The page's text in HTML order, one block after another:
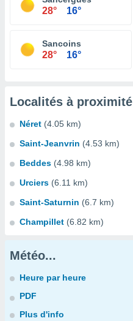
28° 16°
Sancoins
28° 16°
Localités à proximité
Néret (4.05 km)
Saint-Jeanvrin (4.53 km)
Beddes (4.98 km)
Urciers (6.11 km)
Saint-Saturnin (6.7 km)
Champillet (6.82 km)
Météo...
Heure par heure
PDF
Plus d'info